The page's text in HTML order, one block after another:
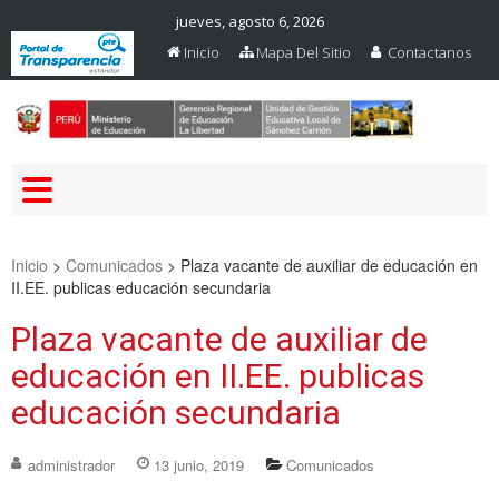
jueves, agosto 6, 2026
Inicio
Mapa Del Sitio Contactanos
Inicio > Comunicados > Plaza vacante de auxiliar de educación en
II.EE. publicas educación secundaria
Plaza vacante de auxiliar de
educación en II.EE. publicas
educación secundaria
administrador 13 junio, 2019 Comunicados